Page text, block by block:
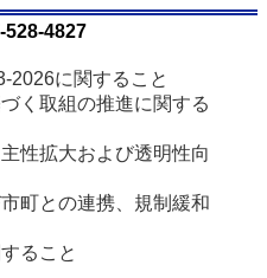
528-4827
2026に関すること
く取組の推進に関する
性拡大および透明性向
町との連携、規制緩和
ること